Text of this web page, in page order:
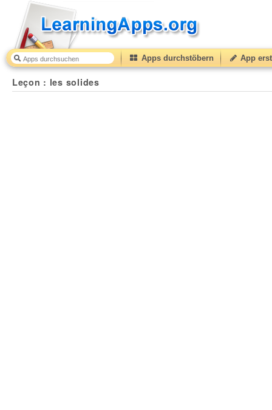
Apps durchstöbern App
Leçon : les solides
Leçon : les solides 25(from10to50) based on2